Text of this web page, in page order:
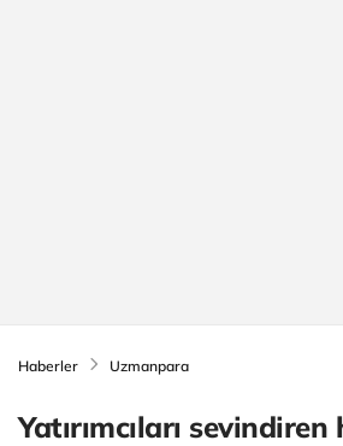
Haberler Uzmanpara
Yatırımcıları sevindiren